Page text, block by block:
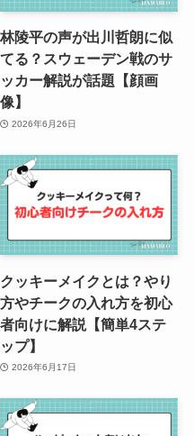
林陵平の声が出川哲朗に似
てる？スウェーデン戦のサ
ッカー解説が話題【顔画
像】
2026年6月26日
クッキーメイクとは？やり
方やチークの入れ方を初心
者向けに解説【簡単4ステ
ップ】
2026年6月17日